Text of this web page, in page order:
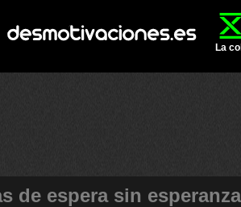
La
de espera sin